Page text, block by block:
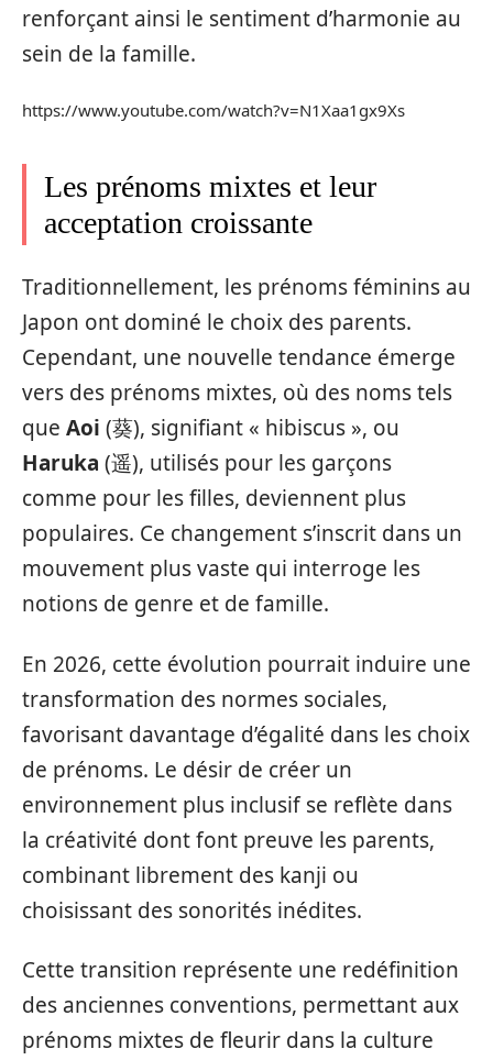
renforçant ainsi le sentiment d’harmonie au
sein de la famille.
https://www.youtube.com/watch?v=N1Xaa1gx9Xs
Les prénoms mixtes et leur
acceptation croissante
Traditionnellement, les prénoms féminins au
Japon ont dominé le choix des parents.
Cependant, une nouvelle tendance émerge
vers des prénoms mixtes, où des noms tels
que Aoi (葵), signifiant « hibiscus », ou
Haruka (遥), utilisés pour les garçons
comme pour les filles, deviennent plus
populaires. Ce changement s’inscrit dans un
mouvement plus vaste qui interroge les
notions de genre et de famille.
En 2026, cette évolution pourrait induire une
transformation des normes sociales,
favorisant davantage d’égalité dans les choix
de prénoms. Le désir de créer un
environnement plus inclusif se reflète dans
la créativité dont font preuve les parents,
combinant librement des kanji ou
choisissant des sonorités inédites.
Cette transition représente une redéfinition
des anciennes conventions, permettant aux
prénoms mixtes de fleurir dans la culture